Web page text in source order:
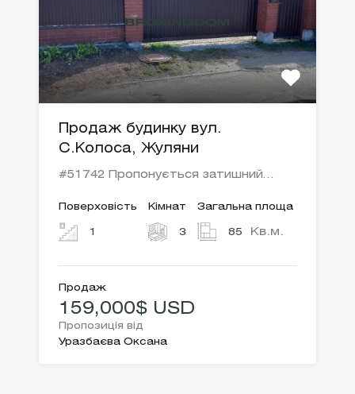
Продаж будинку вул.
С.Колоса, Жуляни
#51742 Пропонується затишний…
Поверховість
1
Кімнат
3
Загальна площа
85 Кв.м.
Продаж
159,000$ USD
Пропозиція від
Уразбаєва Оксана